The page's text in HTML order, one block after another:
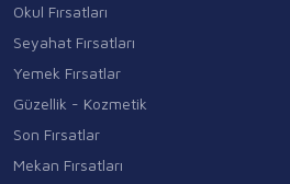
Okul Fırsatları
Seyahat Fırsatları
Yemek Fırsatlar
Güzellik - Kozmetik
Son Fırsatlar
Mekan Fırsatları